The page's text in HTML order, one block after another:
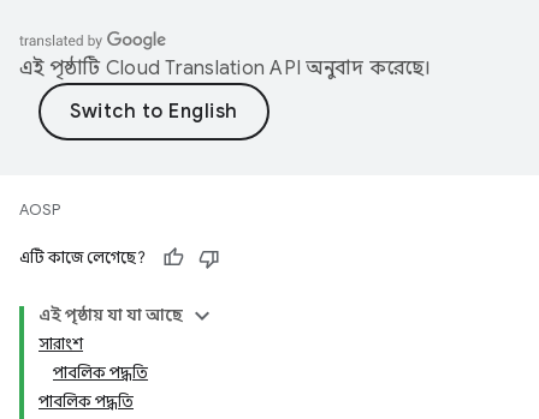
এই পৃষ্ঠাটি Cloud Translation API অনুবাদ করেছে।
AOSP
এটি কাজে লেগেছে?
এই পৃষ্ঠায় যা যা আছে
সারাংশ
পাবলিক পদ্ধতি
পাবলিক পদ্ধতি